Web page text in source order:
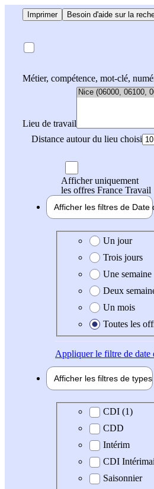
Imprimer Besoin d'aide sur la
Métier, compétence, mot-clé,
Lieu de travail
Distance autour du lieu choisi
Afficher uniquement
les offres France Travail
Afficher les filtres de Date
Date de création de
Un jour
Trois jours
Une semaine
Deux
Un mois
Toutes les
Appliquerle filtre de date
Afficher les filtres de types
Type de contrat
CDI (1)
CDD
Intérim
CDI
Saisonnier